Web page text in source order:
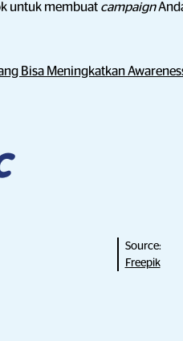
untuk membuat campaign
Bisa Meningkatkan
Source:
Freepik